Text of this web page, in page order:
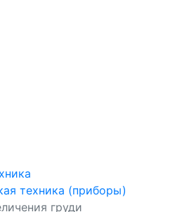
техника (приборы)
груди